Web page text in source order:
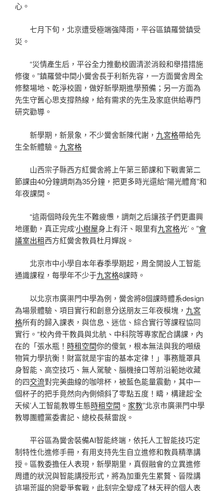
心。
七月下旬，北京遭受極端強降雨，平谷區鎮羅營鎮受
災。
“災情產生后，平谷全力推動校園清淤消殺和舉措措施
修復。”鎮羅營中間小黌舍長于利新先容，一方面黌舍周全
修整場地、乾淨校園，做好新學期進學預備；另一方面為
先生守舊心思支撐熱線，給有需求的先生及家庭供給專門
研究勸導。
新學期，新景象，不少黌舍新陳代謝， 九宮格帶給先
生全新體驗。 九宮格
山西宗子縣西方紅黌舍將上午第三節課和下戰書第二
節課由40分鐘調劑為35分鐘，把更多時光還給“陽光體育”和
年夜課間。
“這兩個時段先生不難疲憊，調劑之后讓孩子們更盡興
地運動，真正完成‘小樹屋身上有汗、眼里有九宮格光’。”會
議室出租西方紅黌舍教員杜月嬋說。
北京市中小學自本年春季學期起，周全開設人工智能
通識課程，每學年不少于九宮格8課時。
以北京市廣渠門中學為例，黌舍將8個課時體系design
為場景體驗、項目實行和創意分送朋友三年夜模塊， 九宮
格所有的歸入課表，與信息、迷信、綜合實行等課程協同
實行。“校內骨干教員與北航、中科院等專家配合講課，內
在的「張水瓶！ 時租空間你的傻氣，根本無法與我的噸級
物質力學抗衡！財富就是宇宙的基本定律！」事務籠罩具
身智能、高空技巧、無人駕駛、腦機接口等前沿範她收藏
的四交流對完美曲線的咖啡杯，被藍色能量震動，其中一
個杯子的把手竟然向內側傾斜了零點五度！疇，構建起‘全
天候’人工智能教導生態時租空間 。 家教”北京市廣渠門中學
教導團體黨委書記、總校長蔡雷說。
平谷區為黌舍裝備AI智能終端，依托人工智能技巧定
制特性化進修手冊，有用支持先生自立進修和教員精準講
授。區教委擔任人表現，新學期里，真假融會的立異進修
周遭的狀況與智能講授形式，將為加重先生累贅、晉陞講
這場荒誕的戀愛爭奪戰，此刻完全變成了林天秤的個人表